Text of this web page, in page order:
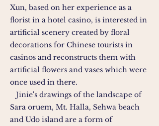
Xun, based on her experience as a
florist in a hotel casino, is interested in
artificial scenery created by floral
decorations for Chinese tourists in
casinos and reconstructs them with
artificial flowers and vases which were
once used in there.
Jinie's drawings of the landscape of
Sara oruem, Mt. Halla, Sehwa beach
and Udo island are a form of